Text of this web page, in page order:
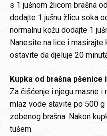
s 1 jušnom žlicom brašna
dodajte 1 jušnu žlicu soka
normalnu kožu dodajte 1
Nanesite na lice i masirajte
ostavite da djeluje 20
Kupka od brašna pšenice
Za čišćenje i njegu masne i
mlaz vode stavite po 500
zobenog brašna. Nakon
tušem.